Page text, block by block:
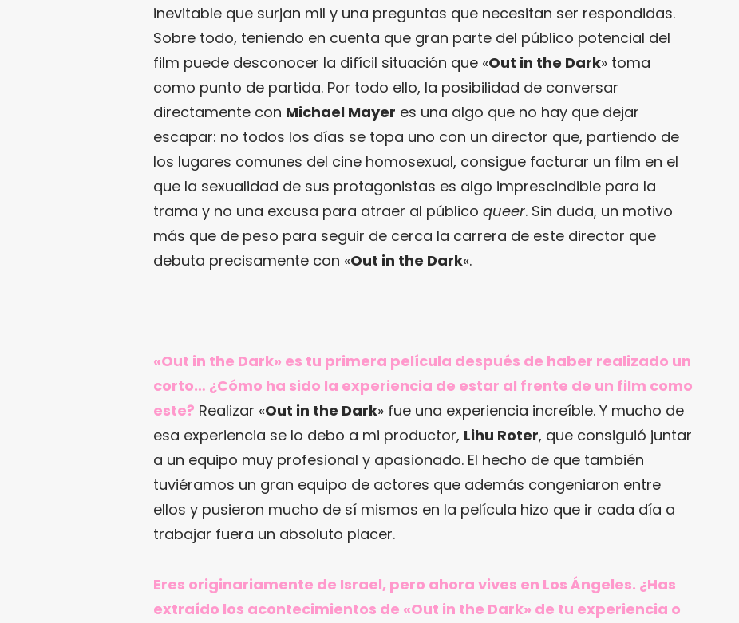
inevitable que surjan mil y una preguntas que necesitan ser respondidas.
Sobre todo, teniendo en cuenta que gran parte del público potencial del
film puede desconocer la difícil situación que «Out in the Dark» toma
como punto de partida. Por todo ello, la posibilidad de conversar
directamente con Michael Mayer es una algo que no hay que dejar
escapar: no todos los días se topa uno con un director que, partiendo de
los lugares comunes del cine homosexual, consigue facturar un film en el
que la sexualidad de sus protagonistas es algo imprescindible para la
trama y no una excusa para atraer al público queer. Sin duda, un motivo
más que de peso para seguir de cerca la carrera de este director que
debuta precisamente con «Out in the Dark«.
«Out in the Dark» es tu primera película después de haber realizado un
corto… ¿Cómo ha sido la experiencia de estar al frente de un film como
este? Realizar «Out in the Dark» fue una experiencia increíble. Y mucho de
esa experiencia se lo debo a mi productor, Lihu Roter, que consiguió juntar
a un equipo muy profesional y apasionado. El hecho de que también
tuviéramos un gran equipo de actores que además congeniaron entre
ellos y pusieron mucho de sí mismos en la película hizo que ir cada día a
trabajar fuera un absoluto placer.
Eres originariamente de Israel, pero ahora vives en Los Ángeles. ¿Has
extraído los acontecimientos de «Out in the Dark» de tu experiencia o